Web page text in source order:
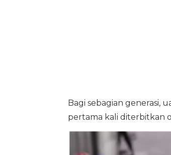
Bagi sebagian generasi,
pertama kali diterbitkan